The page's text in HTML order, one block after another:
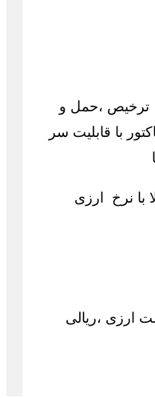
ترخیص ،حمل و
با قابلیت سر
با نرخ ارزی
ارزی ،ریالی